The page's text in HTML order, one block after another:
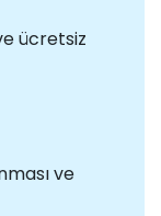
ücretsiz
ve